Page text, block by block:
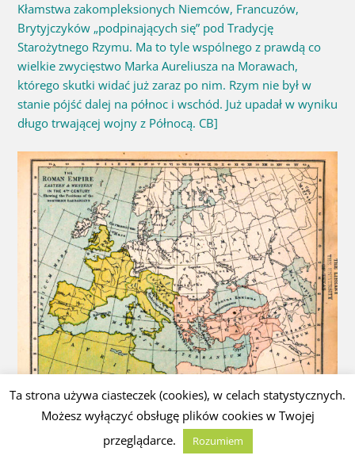
Kłamstwa zakompleksionych Niemców, Francuzów,
Brytyjczyków „podpinających się” pod Tradycję
Starożytnego Rzymu. Ma to tyle wspólnego z prawdą co
wielkie zwycięstwo Marka Aureliusza na Morawach,
którego skutki widać już zaraz po nim. Rzym nie był w
stanie pójść dalej na północ i wschód. Już upadał w wyniku
długo trwającej wojny z Północą. CB]
Wreszcie przychodzi IV wiek n.e. Przez 200 lat na Północy
nie widać żadnych postępów Imperium. To jest ta słynna
Ta strona używa ciasteczek (cookies), w celach statystycznych.
Możesz wyłączyć obsługę plików cookies w Twojej
przeglądarce.
Rozumiem